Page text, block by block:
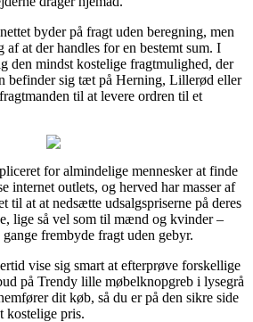
byder på fragt uden beregning, men
at der handles for en bestemt sum. I
den mindst kostelige fragtmulighed, der
befinder sig tæt på Herning, Lillerød eller
til at levere ordren til et
for almindelige mennesker at finde
internet outlets, og herved har masser af
til at at nedsætte udsalgspriserne på deres
lige så vel som til mænd og kvinder –
frembyde fragt uden gebyr.
vise sig smart at efterprøve forskellige
på Trendy lille møbelknopgreb i lysegrå
dit køb, så du er på den sikre side
kostelige pris.